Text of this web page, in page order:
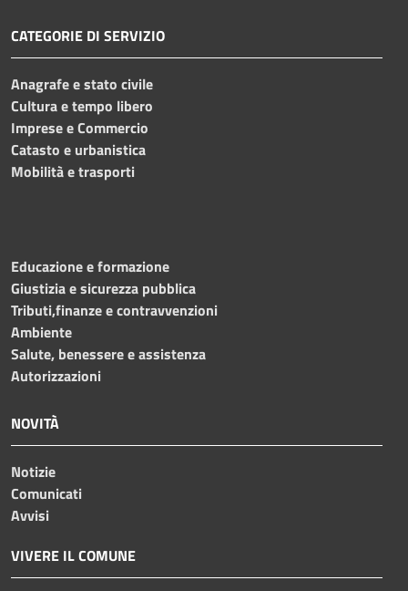
CATEGORIE DI SERVIZIO
Anagrafe e stato civile
Cultura e tempo libero
Imprese e Commercio
Catasto e urbanistica
Mobilità e trasporti
Educazione e formazione
Giustizia e sicurezza pubblica
Tributi,finanze e contravvenzioni
Ambiente
Salute, benessere e assistenza
Autorizzazioni
NOVITÀ
Notizie
Comunicati
Avvisi
VIVERE IL COMUNE